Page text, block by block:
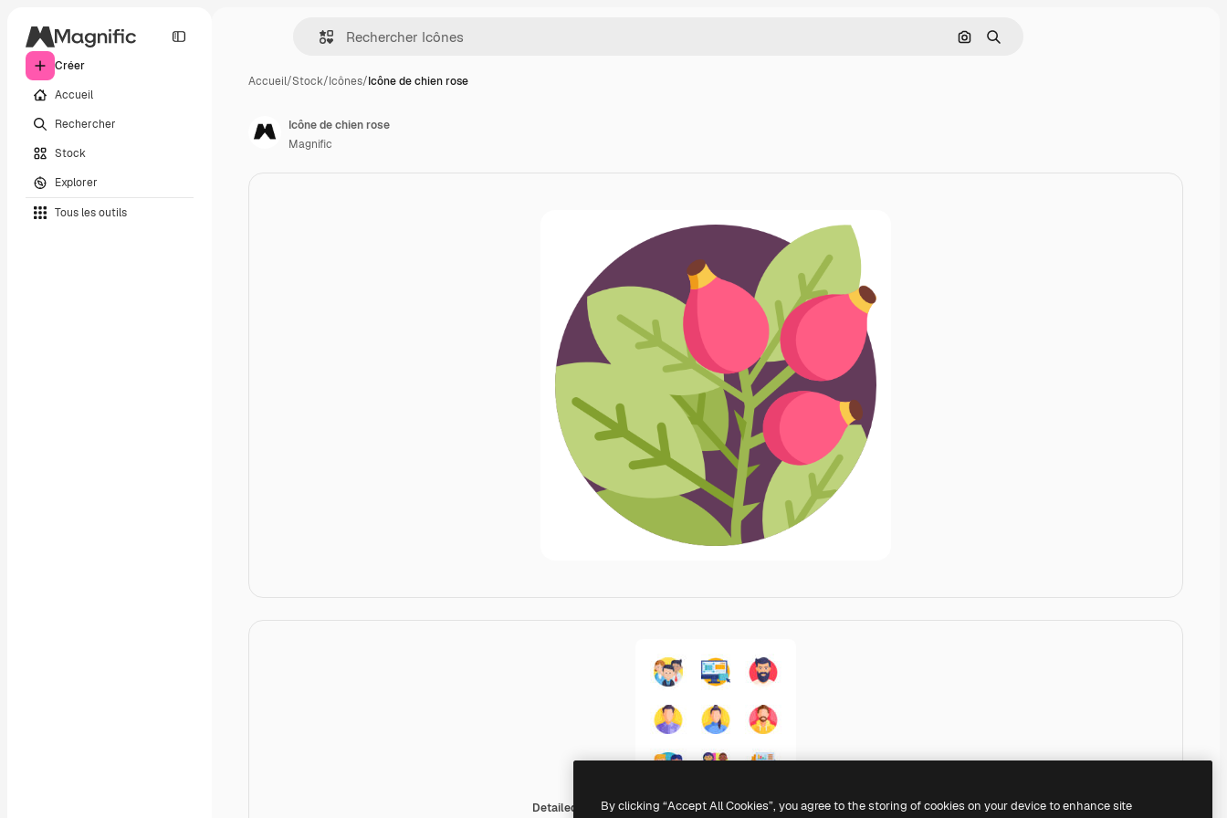
Créer
Accueil
Rechercher
Stock
Explorer
Tous les outils
Rechercher par image
Rechercher
Accueil/Stock/Icônes/Icône de chien rose
Detailed Flat Circular Flat
Icône de chien rose
Magnific
By clicking “Accept All Cookies”, you agree to the storing of cookies on your device to enhance site